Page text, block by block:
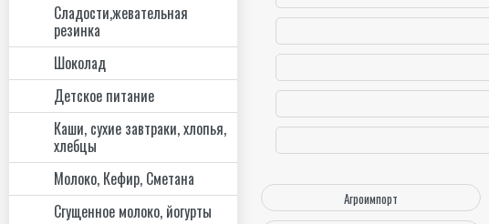
Сладости,жевательная
резинка
Шоколад
Детское питание
Каши, сухие завтраки, хлопья,
хлебцы
Молоко, Кефир, Сметана
Сгущенное молоко, йогурты
Агроимпорт